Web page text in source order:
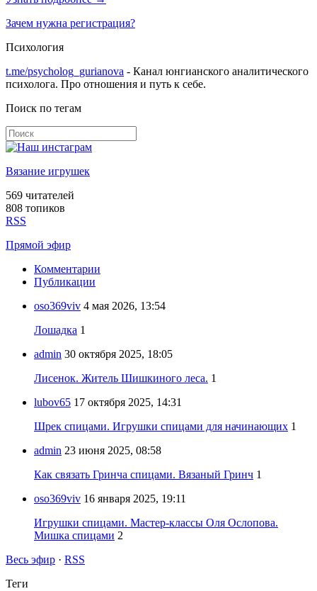
Зачем нужна регистрация?
Психология
t.me/psycholog_gurianova - Канал юнгианского аналитического
психолога. Про отношения и путь к себе.
Поиск по тегам
Вязание игрушек
569 читателей
808 топиков
RSS
Прямой эфир
Комментарии
Публикации
oso369viv 4 мая 2026, 13:54
Лошадка 1
admin 30 октября 2025, 18:05
Лисенок. Житель Шишкиного леса. 1
lubov65 17 октября 2025, 14:31
Шрек спицами. Игрушки спицами для начинающих 1
admin 23 июня 2025, 08:58
Как связать Гринча спицами. Вязаный Гринч 1
oso369viv 16 января 2025, 19:11
Игрушки спицами. Мастер-классы Оля Ослопова.
Мишка спицами 2
Весь эфир · RSS
Теги